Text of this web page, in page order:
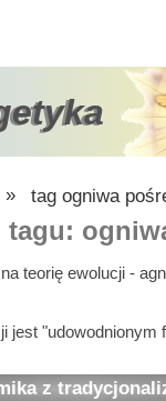
» tag ogniwa
z
tagu:
teorię ewolucji -
jest "udowodnionym